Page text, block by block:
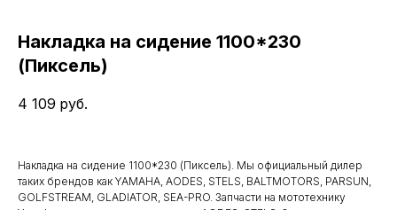
Накладка на сидение 1100*230
(Пиксель)
4 109 руб.
Накладка на сидение 1100*230 (Пиксель). Мы официальный дилер
таких брендов как YAMAHA, AODES, STELS, BALTMOTORS, PARSUN,
GOLFSTREAM, GLADIATOR, SEA-PRO. Запчасти на мототехнику